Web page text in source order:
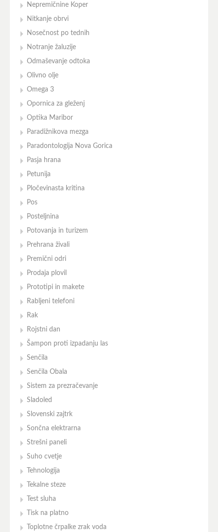
Nepremičnine Koper
Nitkanje obrvi
Nosečnost po tednih
Notranje žaluzije
Odmaševanje odtoka
Olivno olje
Omega 3
Opornica za gleženj
Optika Maribor
Paradižnikova mezga
Paradontologija Nova Gorica
Pasja hrana
Petunija
Pločevinasta kritina
Pos
Posteljnina
Potovanja in turizem
Prehrana živali
Premični odri
Prodaja plovil
Prototipi in makete
Rabljeni telefoni
Rak
Rojstni dan
Šampon proti izpadanju las
Senčila
Senčila Obala
Sistem za prezračevanje
Sladoled
Slovenski zajtrk
Sončna elektrarna
Strešni paneli
Suho cvetje
Tehnologija
Tekalne steze
Test sluha
Tisk na platno
Toplotne črpalke zrak voda